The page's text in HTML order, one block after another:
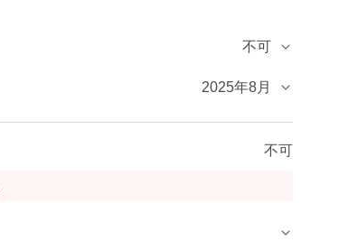
不可
2025年8月
不可